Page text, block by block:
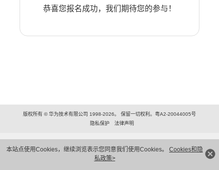
本站点使用Cookies，继续浏览表示您同意我们使用Cookies。 Cookies和隐
私政策>
恭喜您报名成功，我们期待您的参与！
版权所有 © 华为技术有限公司 1998-2026。 保留一切权利。粤A2-20044005号
隐私保护
法律声明